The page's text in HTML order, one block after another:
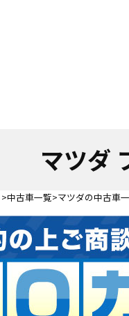
マツダ
中古車一覧 マツダの中古車